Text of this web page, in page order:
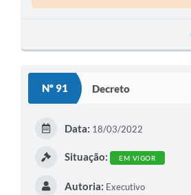
Nº 91 Decreto
Data: 18/03/2022
Situação: EM VIGOR
Autoria: Executivo